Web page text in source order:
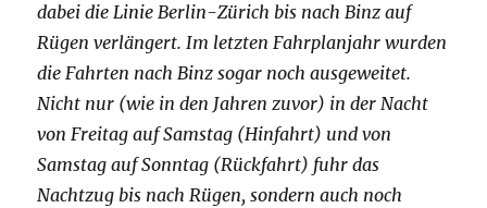
dabei die Linie Berlin-Zürich bis nach Binz auf
Rügen verlängert. Im letzten Fahrplanjahr wurden
die Fahrten nach Binz sogar noch ausgeweitet.
Nicht nur (wie in den Jahren zuvor) in der Nacht
von Freitag auf Samstag (Hinfahrt) und von
Samstag auf Sonntag (Rückfahrt) fuhr das
Nachtzug bis nach Rügen, sondern auch noch